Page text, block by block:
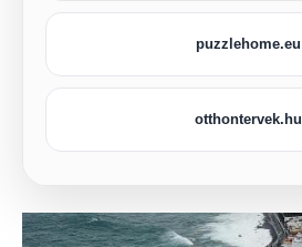
puzzlehome.eu
otthontervek.hu